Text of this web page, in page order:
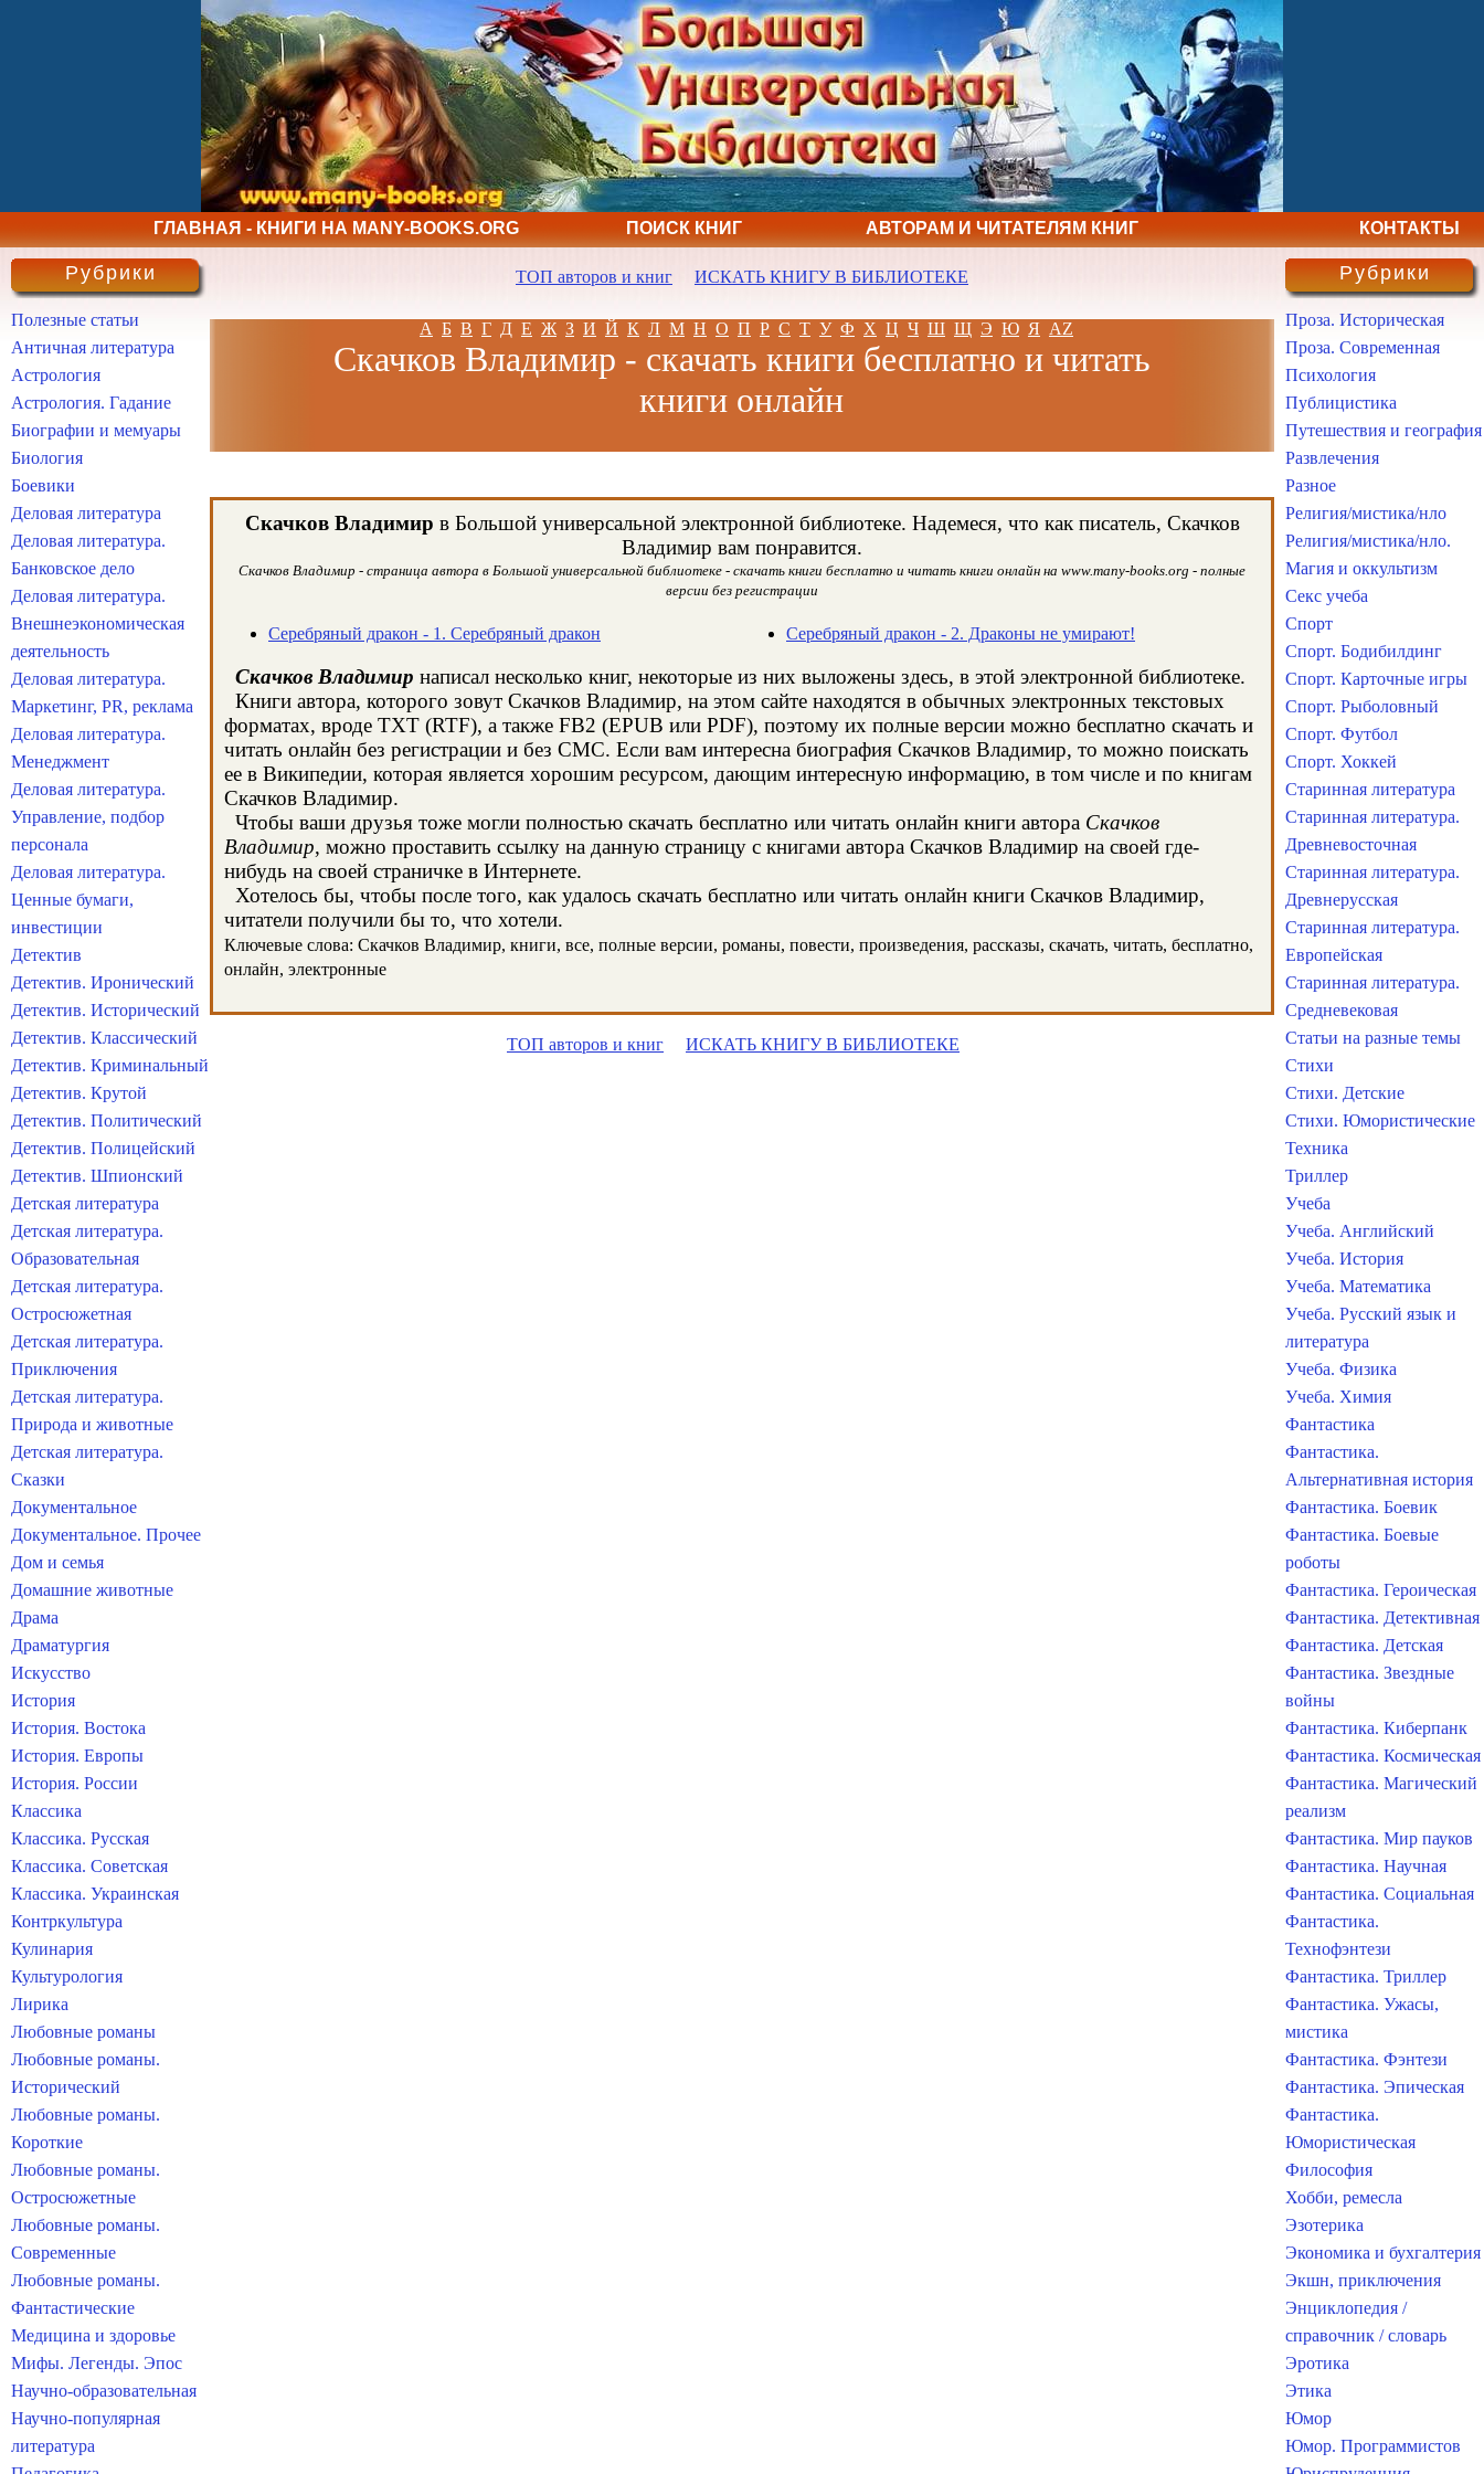
ГЛАВНАЯ - КНИГИ НА MANY-BOOKS.ORG ПОИСК КНИГ АВТОРАМ И ЧИТАТЕЛЯМ КНИГ КОНТАКТЫ
ТОП авторов и книг ИСКАТЬ КНИГУ В БИБЛИОТЕКЕ
А Б В Г Д Е Ж З И Й К Л М Н О П Р С Т У Ф Х Ц Ч Ш Щ Э Ю Я AZ
Скачков Владимир - скачать книги бесплатно и читать
книги онлайн
Скачков Владимир в Большой универсальной электронной библиотеке. Надемеся, что как писатель, Скачков
Владимир вам понравится.
Скачков Владимир - страница автора в Большой универсальной библиотеке - скачать книги бесплатно и читать книги онлайн на www.many-books.org - полные
версии без регистрации
Серебряный дракон - 1. Серебряный дракон Серебряный дракон - 2. Драконы не умирают!
Скачков Владимир написал несколько книг, некоторые из них выложены здесь, в этой электронной библиотеке.
Книги автора, которого зовут Скачков Владимир, на этом сайте находятся в обычных электронных текстовых
форматах, вроде TXT (RTF), а также FB2 (EPUB или PDF), поэтому их полные версии можно бесплатно скачать и
читать онлайн без регистрации и без СМС. Если вам интересна биография Скачков Владимир, то можно поискать
ее в Википедии, которая является хорошим ресурсом, дающим интересную информацию, в том числе и по книгам
Скачков Владимир.
Чтобы ваши друзья тоже могли полностью скачать бесплатно или читать онлайн книги автора Скачков
Владимир, можно проставить ссылку на данную страницу с книгами автора Скачков Владимир на своей где-
нибудь на своей страничке в Интернете.
Хотелось бы, чтобы после того, как удалось скачать бесплатно или читать онлайн книги Скачков Владимир,
читатели получили бы то, что хотели.
Ключевые слова: Скачков Владимир, книги, все, полные версии, романы, повести, произведения, рассказы, скачать, читать, бесплатно,
онлайн, электронные
ТОП авторов и книг ИСКАТЬ КНИГУ В БИБЛИОТЕКЕ
Рубрики
Полезные статьи
Античная литература
Астрология
Астрология. Гадание
Биографии и мемуары
Биология
Боевики
Деловая литература
Деловая литература.
Банковское дело
Деловая литература.
Внешнеэкономическая
деятельность
Деловая литература.
Маркетинг, PR, реклама
Деловая литература.
Менеджмент
Деловая литература.
Управление, подбор
персонала
Деловая литература.
Ценные бумаги,
инвестиции
Детектив
Детектив. Иронический
Детектив. Исторический
Детектив. Классический
Детектив. Криминальный
Детектив. Крутой
Детектив. Политический
Детектив. Полицейский
Детектив. Шпионский
Детская литература
Детская литература.
Образовательная
Детская литература.
Остросюжетная
Детская литература.
Приключения
Детская литература.
Природа и животные
Детская литература.
Сказки
Документальное
Документальное. Прочее
Дом и семья
Домашние животные
Драма
Драматургия
Искусство
История
История. Востока
История. Европы
История. России
Классика
Классика. Русская
Классика. Советская
Классика. Украинская
Контркультура
Кулинария
Культурология
Лирика
Любовные романы
Любовные романы.
Исторический
Любовные романы.
Короткие
Любовные романы.
Остросюжетные
Любовные романы.
Современные
Любовные романы.
Фантастические
Медицина и здоровье
Мифы. Легенды. Эпос
Научно-образовательная
Научно-популярная
литература
Рубрики
Проза. Историческая
Проза. Современная
Психология
Публицистика
Путешествия и география
Развлечения
Разное
Религия/мистика/нло
Религия/мистика/нло.
Магия и оккультизм
Секс учеба
Спорт
Спорт. Бодибилдинг
Спорт. Карточные игры
Спорт. Рыболовный
Спорт. Футбол
Спорт. Хоккей
Старинная литература
Старинная литература.
Древневосточная
Старинная литература.
Древнерусская
Старинная литература.
Европейская
Старинная литература.
Средневековая
Статьи на разные темы
Стихи
Стихи. Детские
Стихи. Юмористические
Техника
Триллер
Учеба
Учеба. Английский
Учеба. История
Учеба. Математика
Учеба. Русский язык и
литература
Учеба. Физика
Учеба. Химия
Фантастика
Фантастика.
Альтернативная история
Фантастика. Боевик
Фантастика. Боевые
роботы
Фантастика. Героическая
Фантастика. Детективная
Фантастика. Детская
Фантастика. Звездные
войны
Фантастика. Киберпанк
Фантастика. Космическая
Фантастика. Магический
реализм
Фантастика. Мир пауков
Фантастика. Научная
Фантастика. Социальная
Фантастика.
Технофэнтези
Фантастика. Триллер
Фантастика. Ужасы,
мистика
Фантастика. Фэнтези
Фантастика. Эпическая
Фантастика.
Юмористическая
Философия
Хобби, ремесла
Эзотерика
Экономика и бухгалтерия
Экшн, приключения
Энциклопедия /
справочник / словарь
Эротика
Этика
Юмор
Юмор. Программистов